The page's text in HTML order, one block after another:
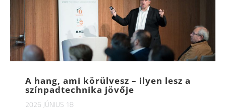
A hang, ami körülvesz – ilyen lesz a
színpadtechnika jövője
2026 JÚNIUS 18